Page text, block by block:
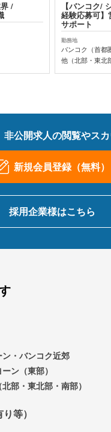
/
【バンコク/
経験応募可】
サポート
勤務地
バンコク（首都
他（北部・東北
公開求人の閲覧やス
新規会員登録（無料）
採用企業様はこちら
・バンコク近郊
ン（東部）
部・東北部・南部）
等）